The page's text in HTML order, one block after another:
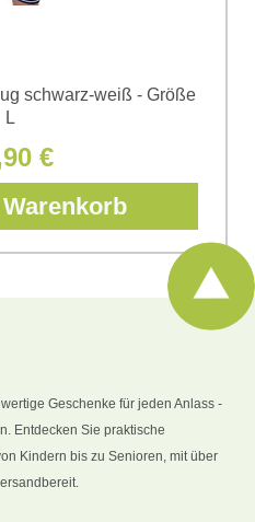
schwarz-weiß - Größe
L
€
Geschenke für jeden Anlass -
Entdecken Sie praktische
Kindern bis zu Senioren, mit über